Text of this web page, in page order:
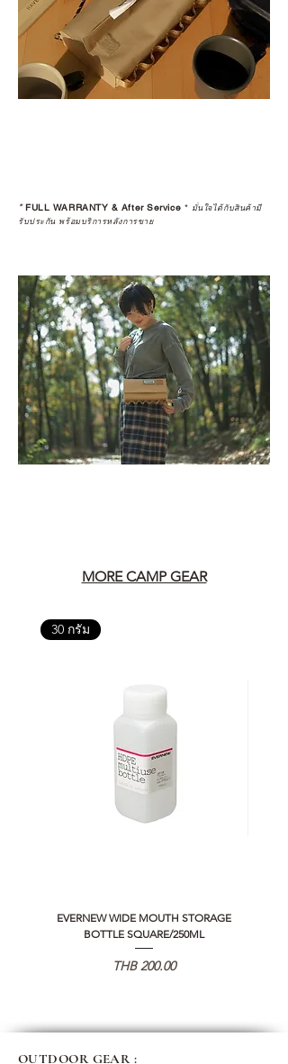
*FULL WARRANTY & After Service * มั่นใจได้กับสินค้ามี
รับประกัน พร้อมบริการหลังการขาย
MORE CAMP GEAR
30 กรัม
EVERNEW WIDE MOUTH STORAGE
BOTTLE SQUARE/250ML
Price
THB 200.00
OUTDOOR GEAR :